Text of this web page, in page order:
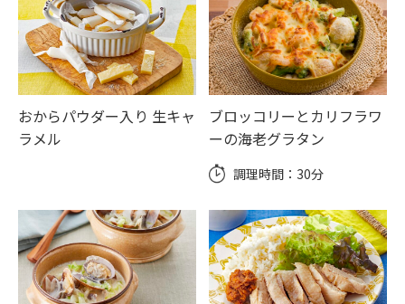
おからパウダー入り 生キャ
ラメル
ブロッコリーとカリフラワ
ーの海老グラタン
調理時間： 30分